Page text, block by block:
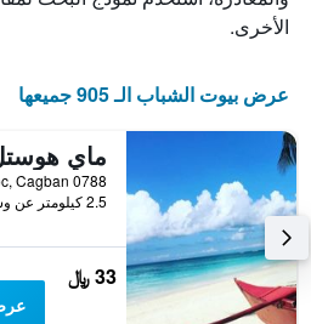
الأيام
قبل
المخطط
التالي
محور
Y
الذي
يعرض
متوسط
سعر
غرفة
الأخرى.
عرض بيوت الشباب الـ 905 جميعها
2.5 كيلومتر عن وسط المدينة
33 ﷼